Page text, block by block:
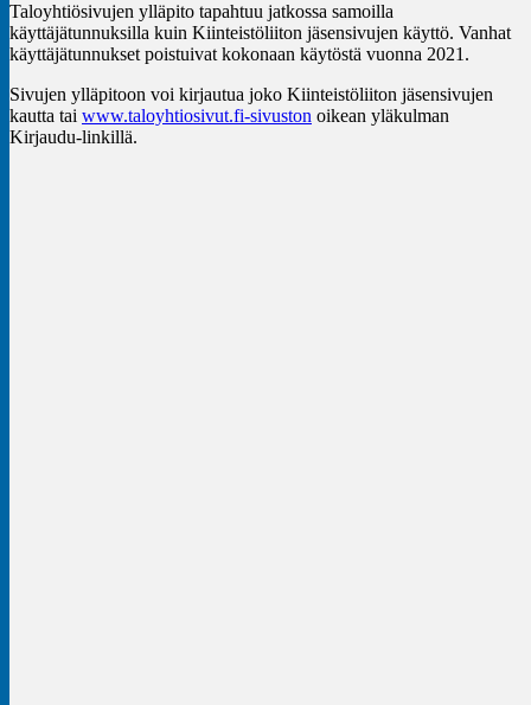
Taloyhtiösivujen ylläpito tapahtuu jatkossa samoilla
käyttäjätunnuksilla kuin Kiinteistöliiton jäsensivujen käyttö. Vanhat
käyttäjätunnukset poistuivat kokonaan käytöstä vuonna 2021.
Sivujen ylläpitoon voi kirjautua joko Kiinteistöliiton jäsensivujen
kautta tai www.taloyhtiosivut.fi-sivuston oikean yläkulman
Kirjaudu-linkillä.